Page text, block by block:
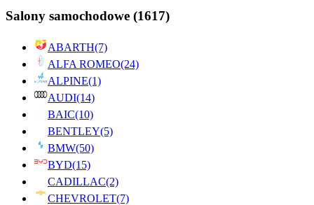
Salony samochodowe (1617)
ABARTH(7)
ALFA ROMEO(24)
ALPINE(1)
AUDI(14)
BAIC(10)
BENTLEY(5)
BMW(50)
BYD(15)
CADILLAC(2)
CHEVROLET(7)